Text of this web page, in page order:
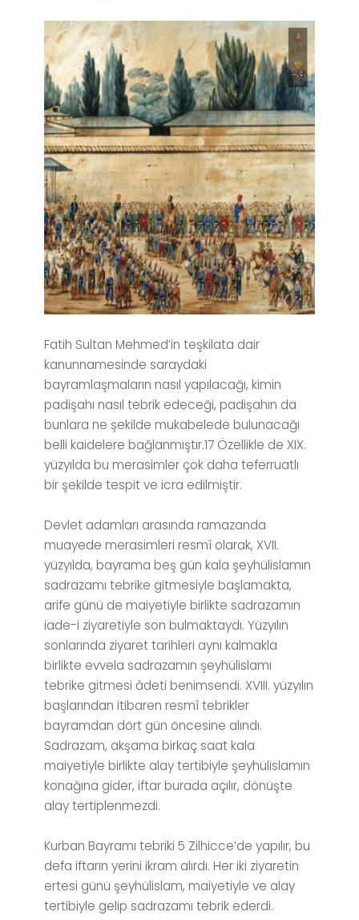
Fatih Sultan Mehmed’in teşkilata dair
kanunnamesinde saraydaki
bayramlaşmaların nasıl yapılacağı, kimin
padişahı nasıl tebrik edeceği, padişahın da
bunlara ne şekilde mukabelede bulunacağı
belli kaidelere bağlanmıştır.17 Özellikle de XIX.
yüzyılda bu merasimler çok daha teferruatlı
bir şekilde tespit ve icra edilmiştir.
Devlet adamları arasında ramazanda
muayede merasimleri resmî olarak, XVII.
yüzyılda, bayrama beş gün kala şeyhülislamın
sadrazamı tebrike gitmesiyle başlamakta,
arife günü de maiyetiyle birlikte sadrazamın
iade-i ziyaretiyle son bulmaktaydı. Yüzyılın
sonlarında ziyaret tarihleri aynı kalmakla
birlikte evvela sadrazamın şeyhülislamı
tebrike gitmesi âdeti benimsendi. XVIII. yüzyılın
başlarından itibaren resmî tebrikler
bayramdan dört gün öncesine alındı.
Sadrazam, akşama birkaç saat kala
maiyetiyle birlikte alay tertibiyle şeyhülislamın
konağına gider, iftar burada açılır, dönüşte
alay tertiplenmezdi.
Kurban Bayramı tebriki 5 Zilhicce’de yapılır, bu
defa iftarın yerini ikram alırdı. Her iki ziyaretin
ertesi günü şeyhülislam, maiyetiyle ve alay
tertibiyle gelip sadrazamı tebrik ederdi.